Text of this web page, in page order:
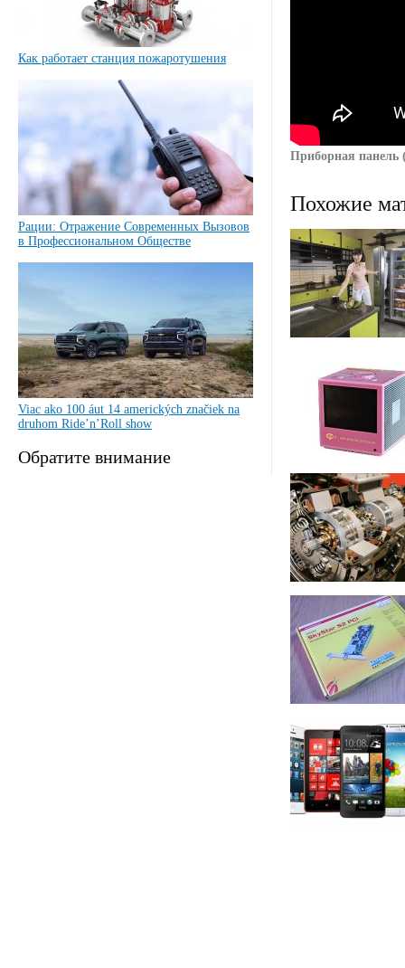
Как работает станция пожаротушения
Рации: Отражение Современных Вызовов
в Профессиональном Обществе
Viac ako 100 áut 14 amerických značiek na
druhom Ride’n’Roll show
Обратите внимание
Приборная
Похожие